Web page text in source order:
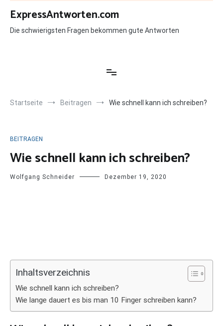
Zum
Inhalt
springen
ExpressAntworten.com
Die schwierigsten Fragen bekommen gute Antworten
Startseite Beitragen Wie schnell kann ich schreiben?
BEITRAGEN
Wie schnell kann ich schreiben?
Wolfgang Schneider Dezember 19, 2020
Inhaltsverzeichnis
Wie schnell kann ich schreiben?
Wie lange dauert es bis man 10 Finger schreiben kann?